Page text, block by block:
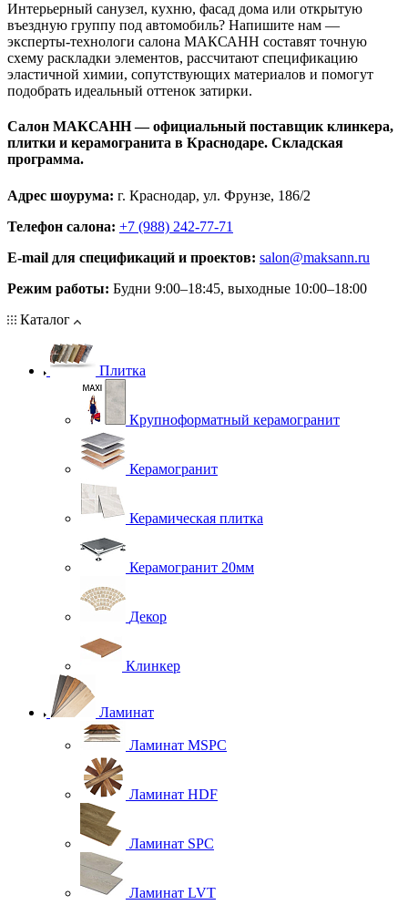
Интерьерный санузел, кухню, фасад дома или открытую
въездную группу под автомобиль? Напишите нам —
эксперты‑технологи салона МАКСАНН составят точную
схему раскладки элементов, рассчитают спецификацию
эластичной химии, сопутствующих материалов и помогут
подобрать идеальный оттенок затирки.
Салон МАКСАНН — официальный поставщик клинкера,
плитки и керамогранита в Краснодаре. Складская
программа.
Адрес шоурума: г. Краснодар, ул. Фрунзе, 186/2
Телефон салона: +7 (988) 242-77-71
E‑mail для спецификаций и проектов: salon@maksann.ru
Режим работы: Будни 9:00–18:45, выходные 10:00–18:00
Каталог
Плитка
Крупноформатный керамогранит
Керамогранит
Керамическая плитка
Керамогранит 20мм
Декор
Клинкер
Ламинат
Ламинат MSPC
Ламинат HDF
Ламинат SPC
Ламинат LVT